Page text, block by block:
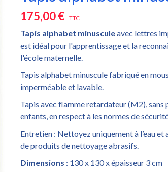
175,00 € TTC
Tapis alphabet minusculeavec lettres
est idéal pour l'apprentissage et la
l'école maternelle.
Tapis alphabet minuscule fabriqué en
imperméable et lavable.
Tapis avec flamme retardateur (M2), sans
enfants, en respect à les normes de
Entretien : Nettoyez uniquement à l’eau
de produits de nettoyage abrasifs.
Dimensions : 130 x 130 x épaisseur 3 cm